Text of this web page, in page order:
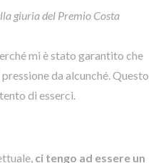
giuria del Premio Costa
mi è stato garantito che
da alcunché. Questo
di esserci.
ci tengo ad essere un